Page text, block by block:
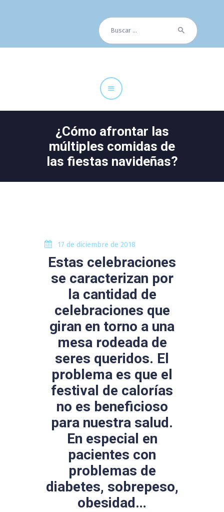
Buscar:
¿Cómo afrontar las
múltiples comidas de
las fiestas navideñas?
Cuadro Médico
Especialidades
17 de diciembre de 2018
Estas celebraciones
se caracterizan por
la cantidad de
celebraciones que
giran en torno a una
mesa rodeada de
seres queridos. El
problema es que el
festival de calorías
no es beneficioso
para nuestra salud.
En especial en
pacientes con
problemas de
diabetes, sobrepeso,
obesidad…